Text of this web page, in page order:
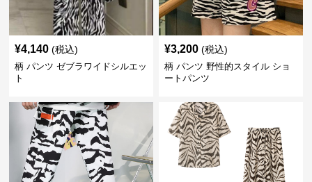
¥4,140 (税込)
柄 パンツ ゼブラワイドシルエッ
ト
¥3,200 (税込)
柄 パンツ 野性的スタイル ショ
ートパンツ